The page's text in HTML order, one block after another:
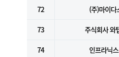
72 (주)마이다
73 주식회사 와
74 인프라닉